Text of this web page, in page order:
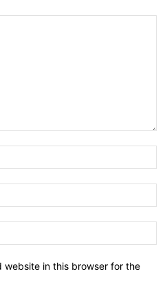
website in this browser for the